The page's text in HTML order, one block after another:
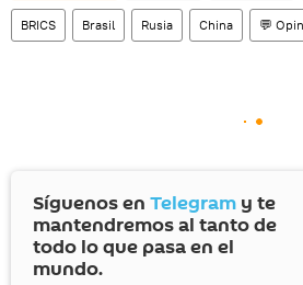
BRICS Brasil Rusia China 💬
Síguenos en Telegram y te
mantendremos al tanto de
todo lo que pasa en el
mundo.